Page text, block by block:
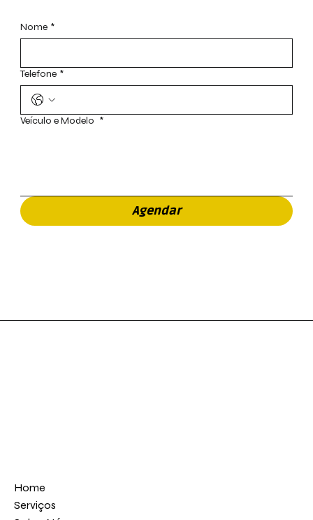
Home
Serviços
Nome *
Telefone *
Veículo e Modelo *
Agendar